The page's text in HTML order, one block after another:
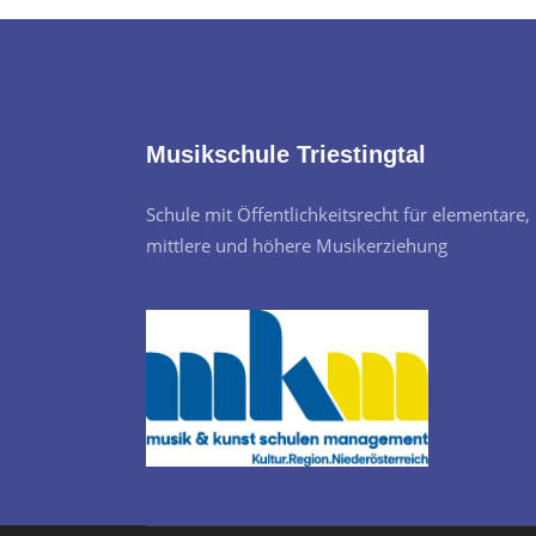
Musikschule Triestingtal
Schule mit Öffentlichkeitsrecht für elementare,
mittlere und höhere Musikerziehung